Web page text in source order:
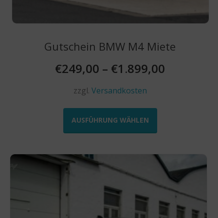
Gutschein BMW M4 Miete
€249,00 – €1.899,00
zzgl. Versandkosten
AUSFÜHRUNG WÄHLEN
Dieses
auf.
Die
Optionen
können
auf